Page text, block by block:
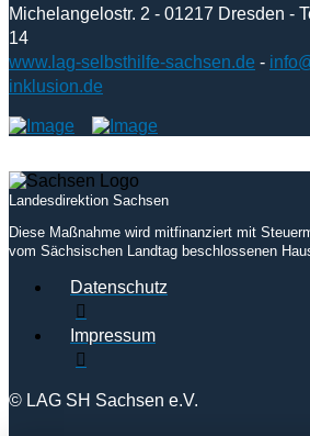
Michelangelostr. 2 - 01217 Dresden -
14
www.lag-selbsthilfe-sachsen.de -
inklusion.de
Landesdirektion Sachsen
Diese Maßnahme wird mitfinanziert mit
vom Sächsischen Landtag beschlossenen
Datenschutz
Impressum
© LAG SH Sachsen e.V.